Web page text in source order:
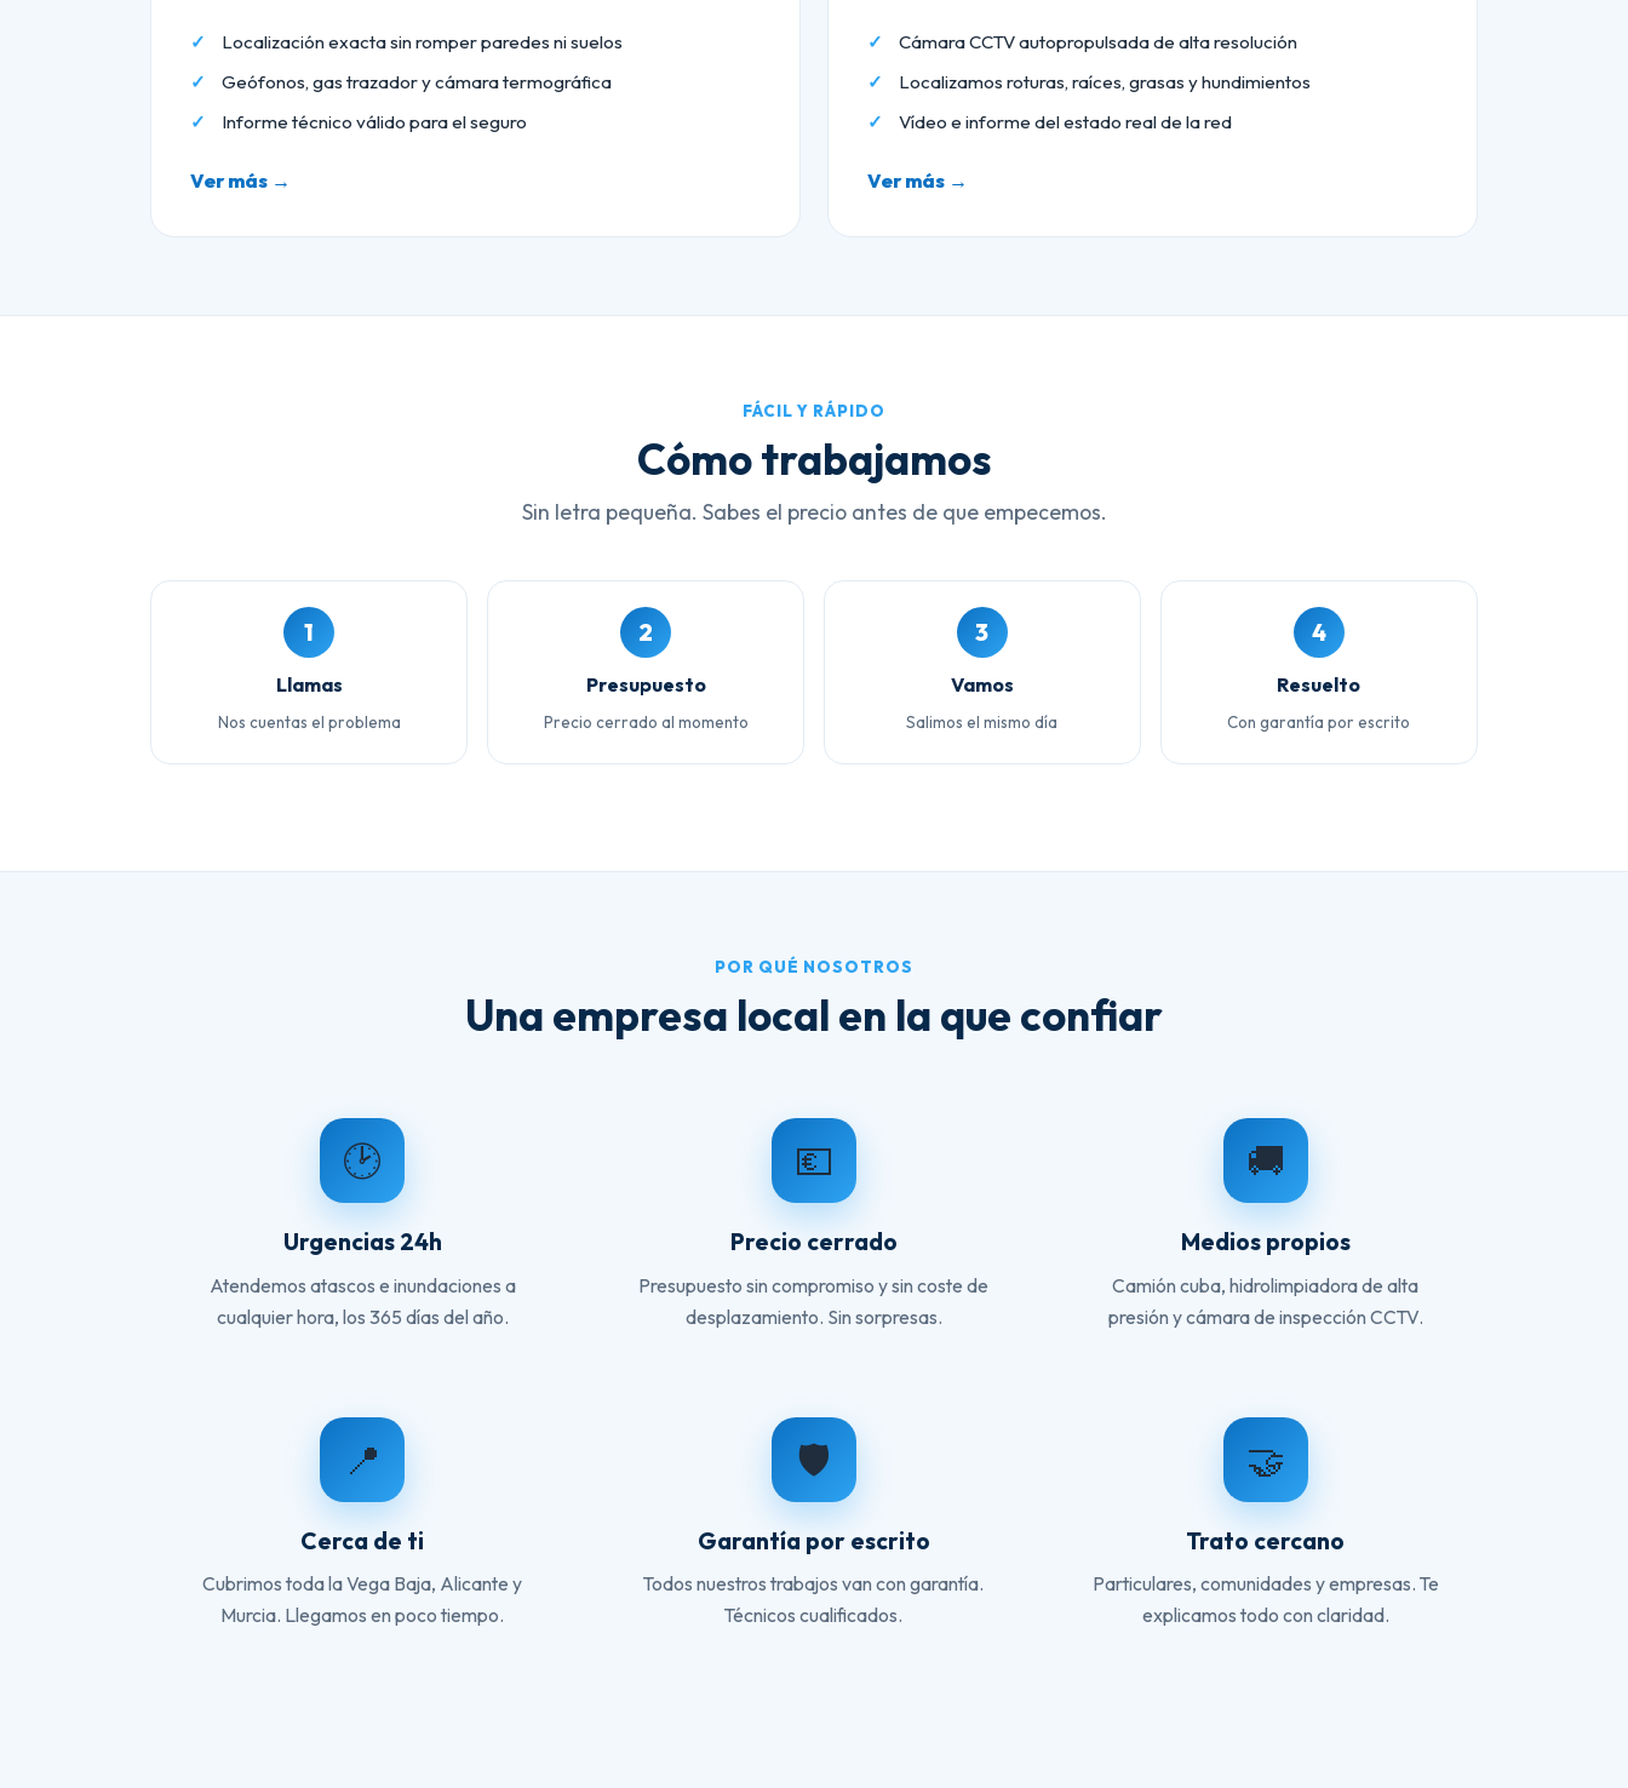
Localización exacta sin romper paredes ni suelos
Geófonos, gas trazador y cámara termográfica
Informe técnico válido para el seguro
Ver más →
Cámara CCTV autopropulsada de alta resolución
Localizamos roturas, raíces, grasas y hundimientos
Vídeo e informe del estado real de la red
Ver más →
FÁCIL Y RÁPIDO
Cómo trabajamos
Sin letra pequeña. Sabes el precio antes de que empecemos.
1
Llamas
Nos cuentas el problema
2
Presupuesto
Precio cerrado al momento
3
Vamos
Salimos el mismo día
4
Resuelto
Con garantía por escrito
POR QUÉ NOSOTROS
Una empresa local en la que confiar
🕑
Urgencias 24h
Atendemos atascos e inundaciones a
cualquier hora, los 365 días del año.
💶
Precio cerrado
Presupuesto sin compromiso y sin coste de
desplazamiento. Sin sorpresas.
🚚
Medios propios
Camión cuba, hidrolimpiadora de alta
presión y cámara de inspección CCTV.
📍
Cerca de ti
Cubrimos toda la Vega Baja, Alicante y
Murcia. Llegamos en poco tiempo.
🛡️
Garantía por escrito
Todos nuestros trabajos van con garantía.
Técnicos cualificados.
🤝
Trato cercano
Particulares, comunidades y empresas. Te
explicamos todo con claridad.